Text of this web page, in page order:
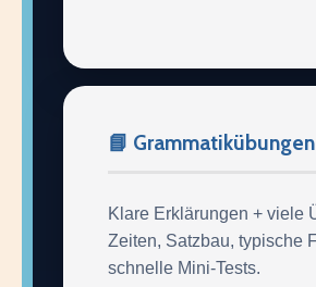
📘 Grammatikübungen
Klare Erklärungen + viele
Zeiten, Satzbau, typische
schnelle Mini-Tests.